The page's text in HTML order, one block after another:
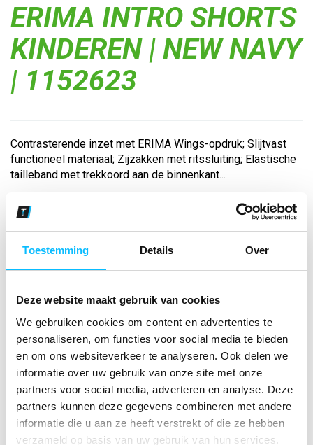
Toestemming Details Over
Deze website maakt gebruik van cookies
We gebruiken cookies om content en advertenties te
personaliseren, om functies voor social media te bieden
en om ons websiteverkeer te analyseren. Ook delen we
informatie over uw gebruik van onze site met onze
partners voor social media, adverteren en analyse. Deze
partners kunnen deze gegevens combineren met andere
informatie die u aan ze heeft verstrekt of die ze hebben
verzameld op basis van uw gebruik van hun services.
ERIMA INTRO SHORTS
KINDEREN | NEW NAVY
| 1152623
Contrasterende inzet met ERIMA Wings-opdruk; Slijtvast
functioneel materiaal; Zijzakken met ritssluiting; Elastische
tailleband met trekkoord aan de binnenkant...
Bekijk andere kleuren
new navy
Maat
*Gratis verzending vanaf €150,- exclusief BTW
Kies kleur/maat
€ 19 excl BTW